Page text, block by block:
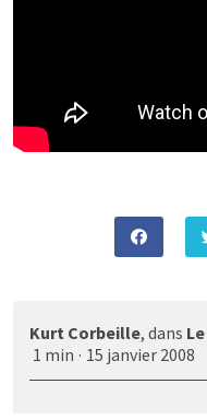
Kurt Corbeille, dans
1 min · 15 janvier 2008